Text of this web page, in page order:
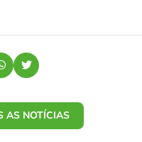
AS NOTÍCIAS